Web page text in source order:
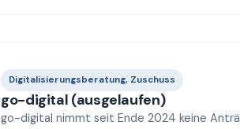
Digitalisierungsberatung, Zuschuss
go-digital (ausgelaufen)
go-digital nimmt seit Ende 2024 keine